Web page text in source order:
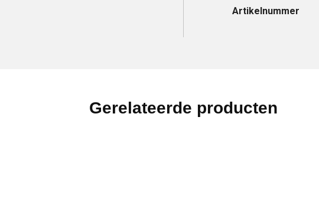
Artikelnummer
Gerelateerde producten